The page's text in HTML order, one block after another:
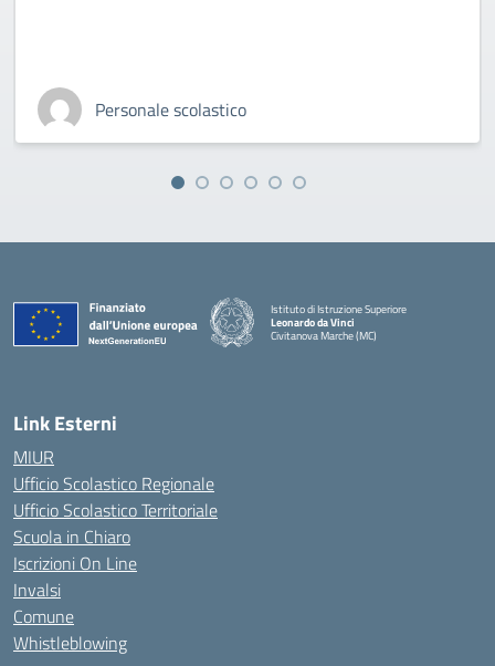
Personale scolastico
Istituto di Istruzione Superiore
Leonardo da Vinci
Civitanova Marche (MC)
Link Esterni
MIUR
Ufficio Scolastico Regionale
Ufficio Scolastico Territoriale
Scuola in Chiaro
Iscrizioni On Line
Invalsi
Comune
Whistleblowing